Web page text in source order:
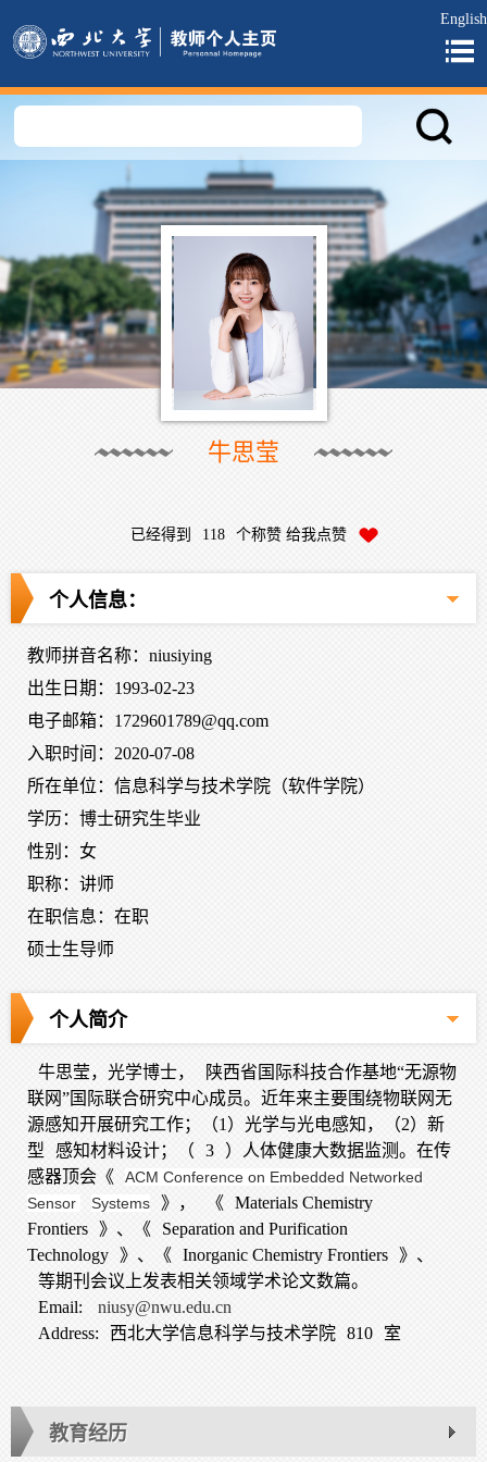
English
牛思莹
已经得到 118 个称赞 给我点赞
个人信息：
教师拼音名称：niusiying
出生日期：1993-02-23
电子邮箱： 1729601789@qq.com
入职时间：2020-07-08
所在单位：信息科学与技术学院（软件学院）
学历：博士研究生毕业
性别：女
职称：讲师
在职信息：在职
硕士生导师
个人简介
牛思莹，光学博士，
陕西省国际科技合作基地“无源物
联网”国际联合研究中心成员。近年来主要围绕物联网无
源感知开展研究工作；（1）光学与光电感知，（2）新
型
感知材料设计；（ 3
）人体健康大数据监测。在传
感器顶会《
ACM Conference on Embedded Networked
Sensor
Systems 》， 《
Materials Chemistry
Frontiers
》、《
Separation and Purification
Technology
》、《 Inorganic Chemistry Frontiers
》、
等期刊会议上发表相关领域学术论文数篇。
Email:
niusy@nwu.edu.cn
Address:
西北大学信息科学与技术学院 810 室
教育经历